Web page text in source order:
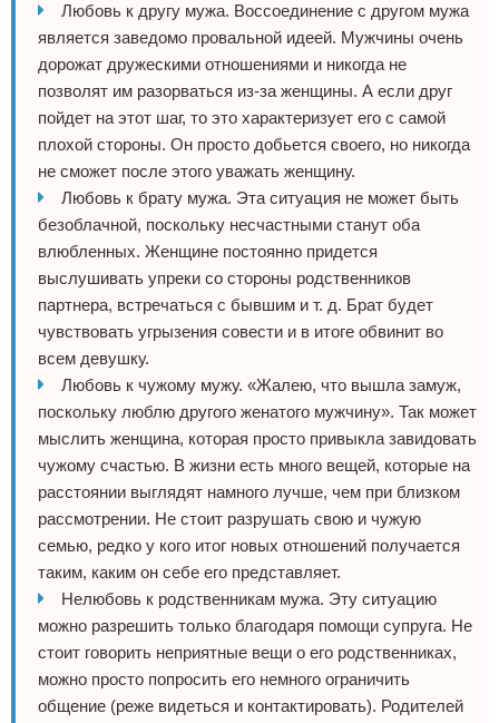
Любовь к другу мужа. Воссоединение с другом мужа
является заведомо провальной идеей. Мужчины очень
дорожат дружескими отношениями и никогда не
позволят им разорваться из-за женщины. А если друг
пойдет на этот шаг, то это характеризует его с самой
плохой стороны. Он просто добьется своего, но никогда
не сможет после этого уважать женщину.
Любовь к брату мужа. Эта ситуация не может быть
безоблачной, поскольку несчастными станут оба
влюбленных. Женщине постоянно придется
выслушивать упреки со стороны родственников
партнера, встречаться с бывшим и т. д. Брат будет
чувствовать угрызения совести и в итоге обвинит во
всем девушку.
Любовь к чужому мужу. «Жалею, что вышла замуж,
поскольку люблю другого женатого мужчину». Так может
мыслить женщина, которая просто привыкла завидовать
чужому счастью. В жизни есть много вещей, которые на
расстоянии выглядят намного лучше, чем при близком
рассмотрении. Не стоит разрушать свою и чужую
семью, редко у кого итог новых отношений получается
таким, каким он себе его представляет.
Нелюбовь к родственникам мужа. Эту ситуацию
можно разрешить только благодаря помощи супруга. Не
стоит говорить неприятные вещи о его родственниках,
можно просто попросить его немного ограничить
общение (реже видеться и контактировать). Родителей